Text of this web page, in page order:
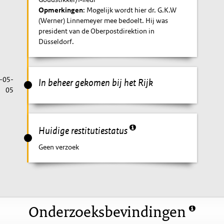
Opmerkingen: Mogelijk wordt hier dr. G.K.W
(Werner) Linnemeyer mee bedoelt. Hij was
president van de Oberpostdirektion in
Düsseldorf.
In beheer gekomen bij het Rijk
05-
05
Huidige restitutiestatus
Geen verzoek
Onderzoeksbevindingen